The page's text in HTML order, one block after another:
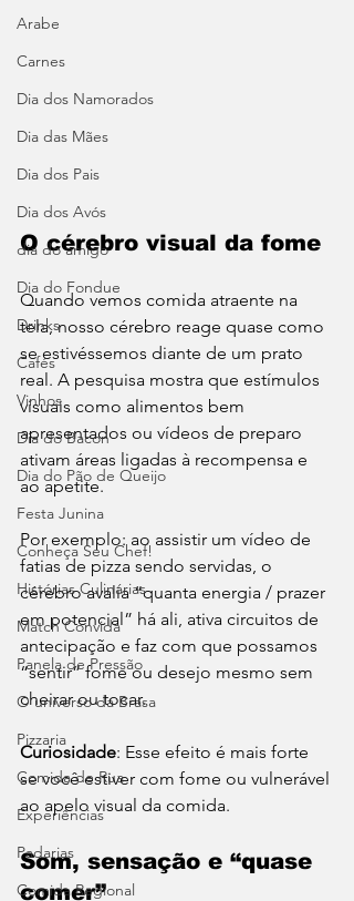
Arabe
Carnes
Dia dos Namorados
Dia das Mães
Dia dos Pais
Dia dos Avós
dia do amigo
Dia do Fondue
Drinks
Cafés
Vinhos
Dia do Bacon
Dia do Pão de Queijo
Festa Junina
Conheça Seu Chef!
Histórias Culinárias
Match Convida
Panela de Pressão
O universo da Brasa
Pizzaria
Comida de Rua
Experiências
Padarias
Comida Regional
O cérebro visual da fome
Quando vemos comida atraente na
tela, nosso cérebro reage quase como
se estivéssemos diante de um prato
real. A pesquisa mostra que estímulos
visuais como alimentos bem
apresentados ou vídeos de preparo
ativam áreas ligadas à recompensa e
ao apetite.
Por exemplo: ao assistir um vídeo de
fatias de pizza sendo servidas, o
cérebro avalia “quanta energia / prazer
em potencial” há ali, ativa circuitos de
antecipação e faz com que possamos
“sentir” fome ou desejo mesmo sem
cheirar ou tocar.
Curiosidade: Esse efeito é mais forte
se você estiver com fome ou vulnerável
ao apelo visual da comida.
Som, sensação e “quase
comer”